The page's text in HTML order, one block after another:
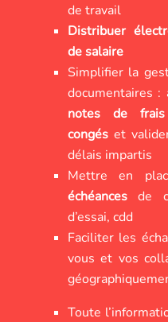
de travail
Distribuer
de salaire
Simplifier la
documentaires
notes de frais
congéset
délais impartis
Mettre en
échéancesde
d’essai, cdd
Faciliter les
vous et vos
Toute